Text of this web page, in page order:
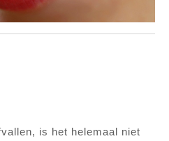
is het helemaal niet